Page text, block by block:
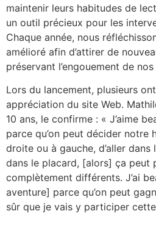
maintenir leurs habitudes de
un outil précieux pour les
Chaque année, nous
amélioré afin d’attirer de
préservant l’engouement de
Lors du lancement, plusieurs
appréciation du site Web.
10 ans, le confirme : « J’aime
parce qu’on peut décider notre
droite ou à gauche, d’aller dans
dans le placard, [alors] ça peut
complètement différents. J’ai
aventure] parce qu’on peut
sûr que je vais y participer